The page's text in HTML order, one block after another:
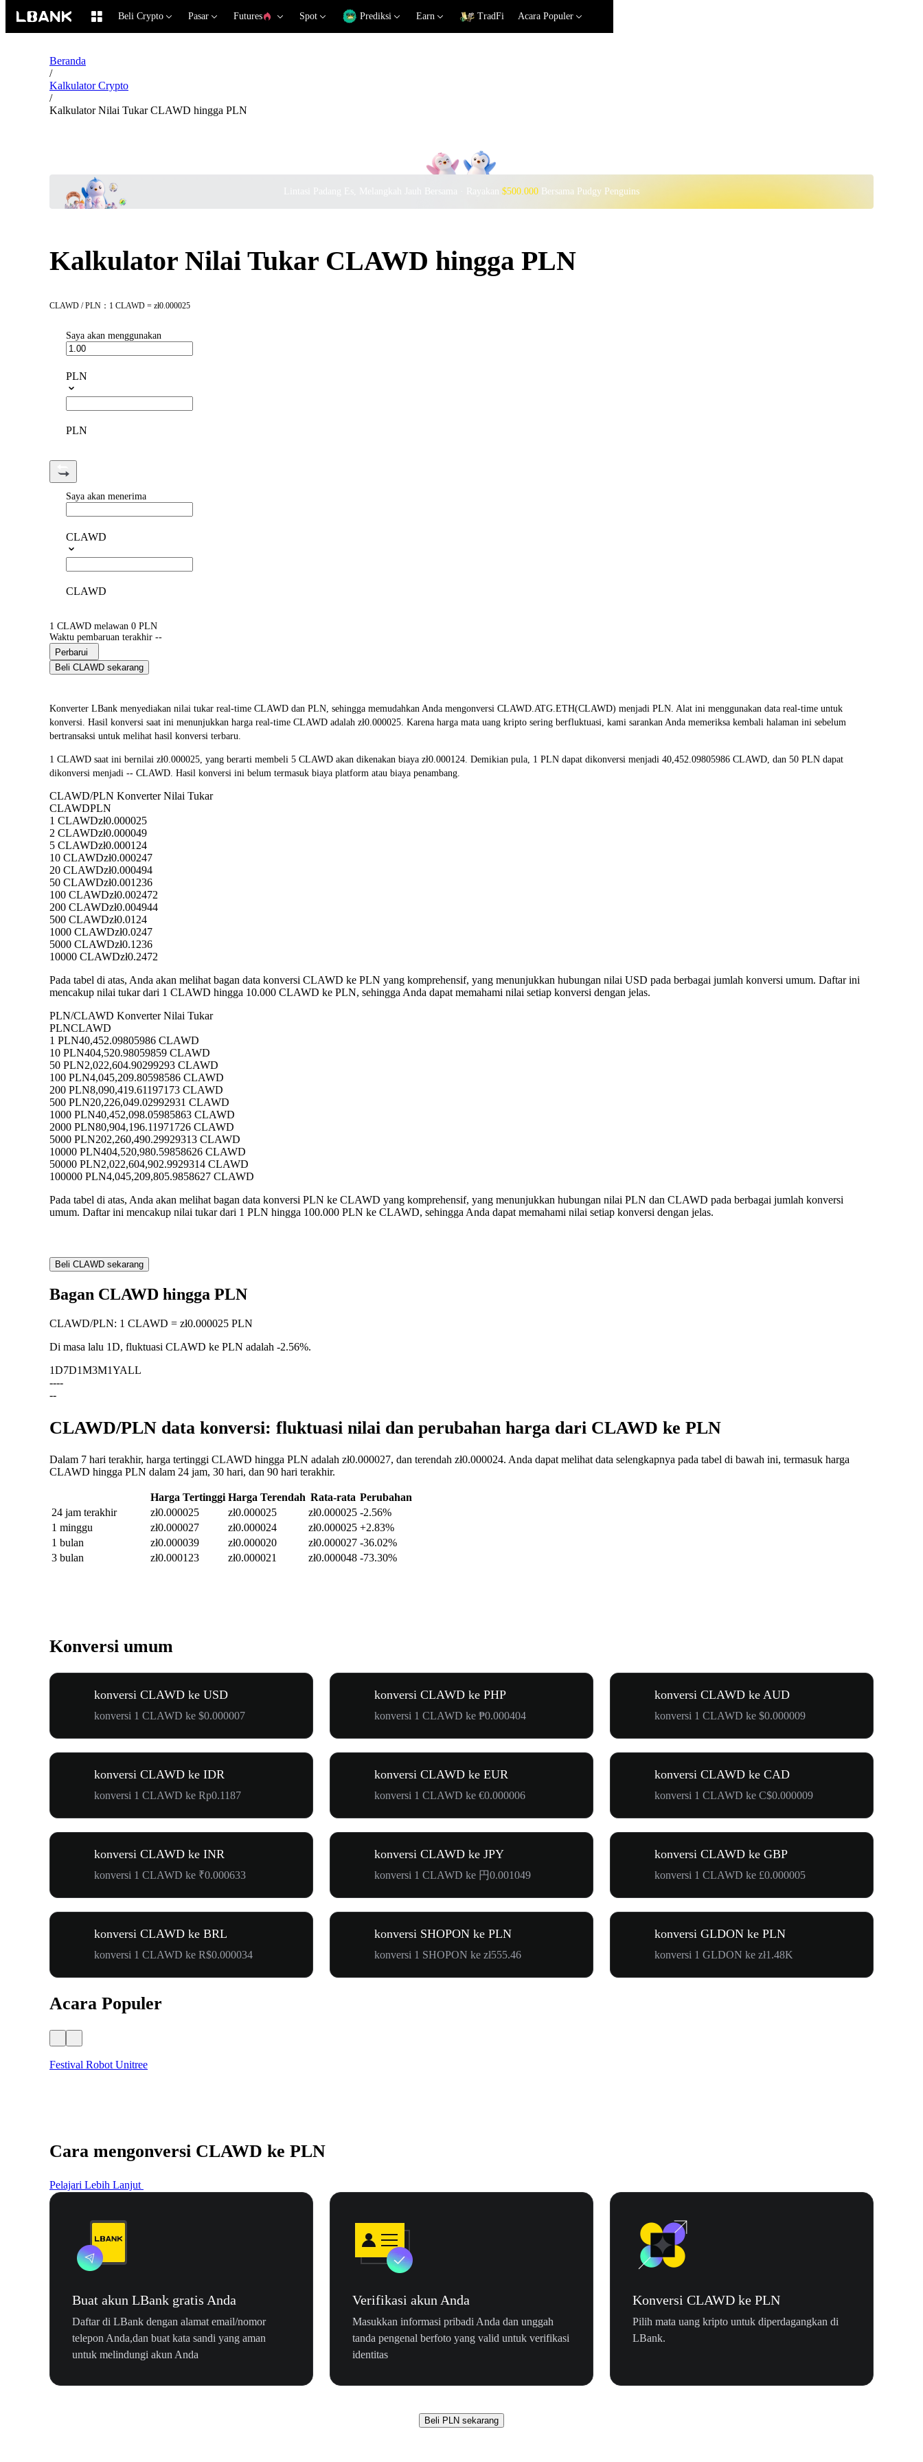
Beli Crypto Pasar Futures Spot Prediksi Earn TradFi Acara Populer
Beranda
/
Kalkulator Crypto
/
Kalkulator Nilai Tukar CLAWD hingga PLN
Lintasi Padang Es, Melangkah Jauh Bersama · Rayakan $500.000 Bersama Pudgy Penguins
Kalkulator Nilai Tukar CLAWD hingga PLN
CLAWD / PLN：1 CLAWD = zł0.000025
Saya akan menggunakan
PLN
PLN
Saya akan menerima
CLAWD
CLAWD
1 CLAWD melawan 0 PLN
Waktu pembaruan terakhir --
Perbarui
Beli CLAWD sekarang
Konverter LBank menyediakan nilai tukar real-time CLAWD dan PLN, sehingga memudahkan Anda mengonversi CLAWD.ATG.ETH(CLAWD) menjadi PLN. Alat ini menggunakan data real-time untuk
konversi. Hasil konversi saat ini menunjukkan harga real-time CLAWD adalah zł0.000025. Karena harga mata uang kripto sering berfluktuasi, kami sarankan Anda memeriksa kembali halaman ini sebelum
bertransaksi untuk melihat hasil konversi terbaru.
1 CLAWD saat ini bernilai zł0.000025, yang berarti membeli 5 CLAWD akan dikenakan biaya zł0.000124. Demikian pula, 1 PLN dapat dikonversi menjadi 40,452.09805986 CLAWD, dan 50 PLN dapat
dikonversi menjadi -- CLAWD. Hasil konversi ini belum termasuk biaya platform atau biaya penambang.
CLAWD/PLN Konverter Nilai Tukar
CLAWDPLN
1 CLAWDzł0.000025
2 CLAWDzł0.000049
5 CLAWDzł0.000124
10 CLAWDzł0.000247
20 CLAWDzł0.000494
50 CLAWDzł0.001236
100 CLAWDzł0.002472
200 CLAWDzł0.004944
500 CLAWDzł0.0124
1000 CLAWDzł0.0247
5000 CLAWDzł0.1236
10000 CLAWDzł0.2472
Pada tabel di atas, Anda akan melihat bagan data konversi CLAWD ke PLN yang komprehensif, yang menunjukkan hubungan nilai USD pada berbagai jumlah konversi umum. Daftar ini
mencakup nilai tukar dari 1 CLAWD hingga 10.000 CLAWD ke PLN, sehingga Anda dapat memahami nilai setiap konversi dengan jelas.
PLN/CLAWD Konverter Nilai Tukar
PLNCLAWD
1 PLN40,452.09805986 CLAWD
10 PLN404,520.98059859 CLAWD
50 PLN2,022,604.90299293 CLAWD
100 PLN4,045,209.80598586 CLAWD
200 PLN8,090,419.61197173 CLAWD
500 PLN20,226,049.02992931 CLAWD
1000 PLN40,452,098.05985863 CLAWD
2000 PLN80,904,196.11971726 CLAWD
5000 PLN202,260,490.29929313 CLAWD
10000 PLN404,520,980.59858626 CLAWD
50000 PLN2,022,604,902.9929314 CLAWD
100000 PLN4,045,209,805.9858627 CLAWD
Pada tabel di atas, Anda akan melihat bagan data konversi PLN ke CLAWD yang komprehensif, yang menunjukkan hubungan nilai PLN dan CLAWD pada berbagai jumlah konversi
umum. Daftar ini mencakup nilai tukar dari 1 PLN hingga 100.000 PLN ke CLAWD, sehingga Anda dapat memahami nilai setiap konversi dengan jelas.
Beli CLAWD sekarang
Bagan CLAWD hingga PLN
CLAWD/PLN: 1 CLAWD = zł0.000025 PLN
Di masa lalu 1D, fluktuasi CLAWD ke PLN adalah -2.56%.
1D7D1M3M1YALL
----
--
CLAWD/PLN data konversi: fluktuasi nilai dan perubahan harga dari CLAWD ke PLN
Dalam 7 hari terakhir, harga tertinggi CLAWD hingga PLN adalah zł0.000027, dan terendah zł0.000024. Anda dapat melihat data selengkapnya pada tabel di bawah ini, termasuk harga
CLAWD hingga PLN dalam 24 jam, 30 hari, dan 90 hari terakhir.
Harga Tertinggi Harga Terendah Rata-rata Perubahan
24 jam terakhir
zł0.000025 zł0.000025 zł0.000025 -2.56%
1 minggu
zł0.000027 zł0.000024 zł0.000025 +2.83%
1 bulan
zł0.000039 zł0.000020 zł0.000027 -36.02%
3 bulan
zł0.000123 zł0.000021 zł0.000048 -73.30%
Konversi umum
konversi CLAWD ke USD
konversi 1 CLAWD ke $0.000007
konversi CLAWD ke PHP
konversi 1 CLAWD ke ₱0.000404
konversi CLAWD ke AUD
konversi 1 CLAWD ke $0.000009
konversi CLAWD ke IDR
konversi 1 CLAWD ke Rp0.1187
konversi CLAWD ke EUR
konversi 1 CLAWD ke €0.000006
konversi CLAWD ke CAD
konversi 1 CLAWD ke C$0.000009
konversi CLAWD ke INR
konversi 1 CLAWD ke ₹0.000633
konversi CLAWD ke JPY
konversi 1 CLAWD ke 円0.001049
konversi CLAWD ke GBP
konversi 1 CLAWD ke £0.000005
konversi CLAWD ke BRL
konversi 1 CLAWD ke R$0.000034
konversi SHOPON ke PLN
konversi 1 SHOPON ke zł555.46
konversi GLDON ke PLN
konversi 1 GLDON ke zł1.48K
Acara Populer
Festival Robot Unitree
Cara mengonversi CLAWD ke PLN
Pelajari Lebih Lanjut
Buat akun LBank gratis Anda
Daftar di LBank dengan alamat email/nomor
telepon Anda,dan buat kata sandi yang aman
untuk melindungi akun Anda
Verifikasi akun Anda
Masukkan informasi pribadi Anda dan unggah
tanda pengenal berfoto yang valid untuk verifikasi
identitas
Konversi CLAWD ke PLN
Pilih mata uang kripto untuk diperdagangkan di
LBank.
Beli PLN sekarang